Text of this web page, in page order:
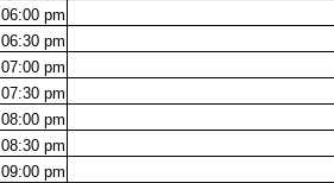
06:00 pm
06:30 pm
07:00 pm
07:30 pm
08:00 pm
08:30 pm
09:00 pm